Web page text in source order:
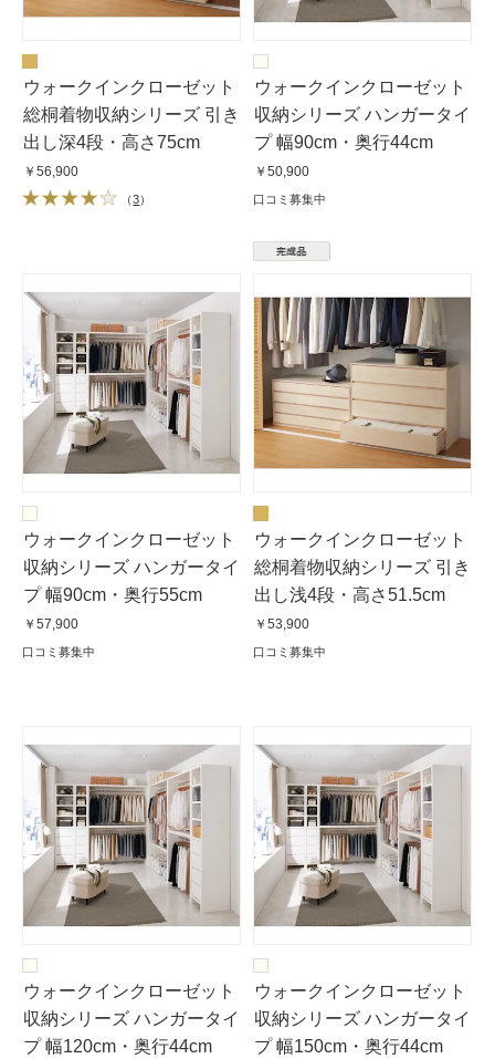
ウォークインクローゼット
総桐着物収納シリーズ 引き
出し深4段・高さ75cm
￥56,900
（3）
ウォークインクローゼット
収納シリーズ ハンガータイ
プ 幅90cm・奥行44cm
￥50,900
口コミ募集中
ウォークインクローゼット
収納シリーズ ハンガータイ
プ 幅90cm・奥行55cm
￥57,900
口コミ募集中
ウォークインクローゼット
総桐着物収納シリーズ 引き
出し浅4段・高さ51.5cm
￥53,900
口コミ募集中
ウォークインクローゼット
収納シリーズ ハンガータイ
プ 幅120cm・奥行44cm
ウォークインクローゼット
収納シリーズ ハンガータイ
プ 幅150cm・奥行44cm